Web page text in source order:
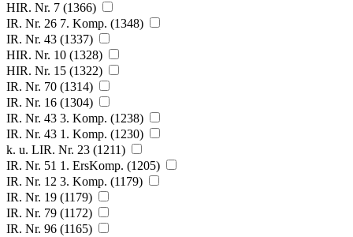
HIR. Nr. 7 (1366)
IR. Nr. 26 7. Komp. (1348)
IR. Nr. 43 (1337)
HIR. Nr. 10 (1328)
HIR. Nr. 15 (1322)
IR. Nr. 70 (1314)
IR. Nr. 16 (1304)
IR. Nr. 43 3. Komp. (1238)
IR. Nr. 43 1. Komp. (1230)
k. u. LIR. Nr. 23 (1211)
IR. Nr. 51 1. ErsKomp. (1205)
IR. Nr. 12 3. Komp. (1179)
IR. Nr. 19 (1179)
IR. Nr. 79 (1172)
IR. Nr. 96 (1165)